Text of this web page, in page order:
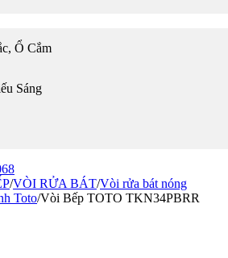
Ổ Cắm
Sáng
/VÒI RỬA BÁT/Vòi rửa bát nóng
Toto/Vòi Bếp TOTO TKN34PBRR